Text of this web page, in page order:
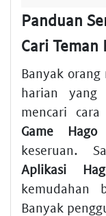
Panduan
Cari Teman
Banyak
harian yang
mencari
Game Hago
keseruan.
Aplikasi
kemudahan
Banyak